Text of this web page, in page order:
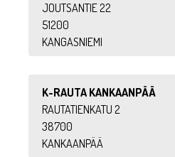
JOUTSANTIE 22
51200
KANGASNIEMI
K-RAUTA KANKAANPÄÄ
RAUTATIENKATU 2
38700
KANKAANPÄÄ